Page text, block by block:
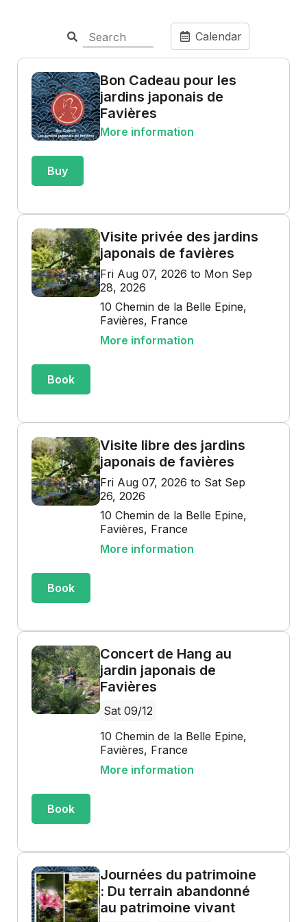
Calendar
Bon Cadeau pour les
jardins japonais de
Favières
More information
Buy
Visite privée des jardins
japonais de favières
Fri Aug 07, 2026 to Mon Sep
28, 2026
10 Chemin de la Belle Epine,
Favières, France
More information
Book
Visite libre des jardins
japonais de favières
Fri Aug 07, 2026 to Sat Sep
26, 2026
10 Chemin de la Belle Epine,
Favières, France
More information
Book
Concert de Hang au
jardin japonais de
Favières
Sat 09/12
10 Chemin de la Belle Epine,
Favières, France
More information
Book
Journées du patrimoine
: Du terrain abandonné
au patrimoine vivant